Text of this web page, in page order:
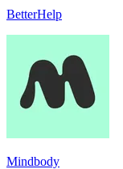
BetterHelp
Mindbody